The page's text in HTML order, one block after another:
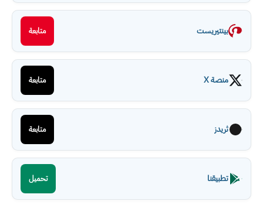
بينتيريست متابعة
منصة X متابعة
ثريدز متابعة
تطبيقنا تحميل